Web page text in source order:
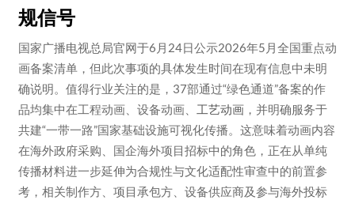
规信号
国家广播电视总局官网于6月24日公示2026年5月全国重点动
画备案清单，但此次事项的具体发生时间在现有信息中未明
确说明。值得行业关注的是，37部通过“绿色通道”备案的作
品均集中在工程动画、设备动画、 工艺动画，并明确服务于
共建“一带一路”国家基础设施可视化传播。这意味着动画内容
在海外政府采购、国企海外项目招标中的角色，正在从单纯
传播材料进一步延伸为合规性与文化适配性审查中的前置参
考，相关制作方、项目承包方、设备供应商及参与海外投标